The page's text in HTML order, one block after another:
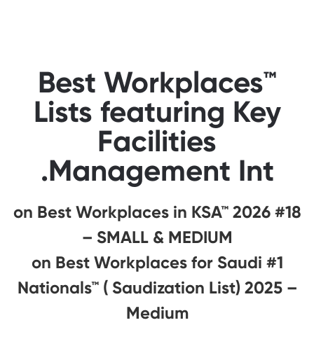
Best Workplaces™
Lists featuring Key
Facilities
Management Int.
#18 on Best Workplaces in KSA™ 2026
– SMALL & MEDIUM
#1 on Best Workplaces for Saudi
Nationals™ ( Saudization List) 2025 –
Medium